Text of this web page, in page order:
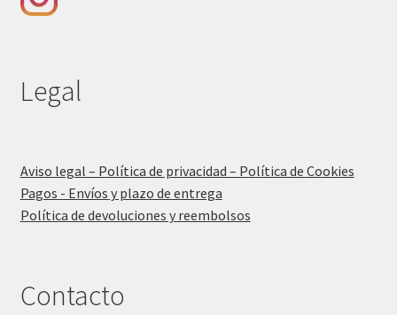
Legal
Aviso legal – Política de privacidad – Política de Cookies
Pagos - Envíos y plazo de entrega
Política de devoluciones y reembolsos
Contacto